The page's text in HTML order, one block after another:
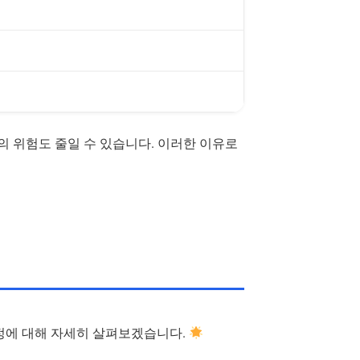
위험도 줄일 수 있습니다. 이러한 이유로
대해 자세히 살펴보겠습니다.